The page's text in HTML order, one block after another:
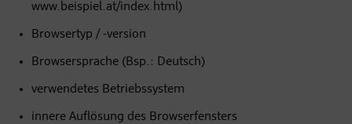
www.beispiel.at/index.html)
Browsertyp / -version
Browsersprache (Bsp.: Deutsch)
verwendetes Betriebssystem
innere Auflösung des Browserfensters